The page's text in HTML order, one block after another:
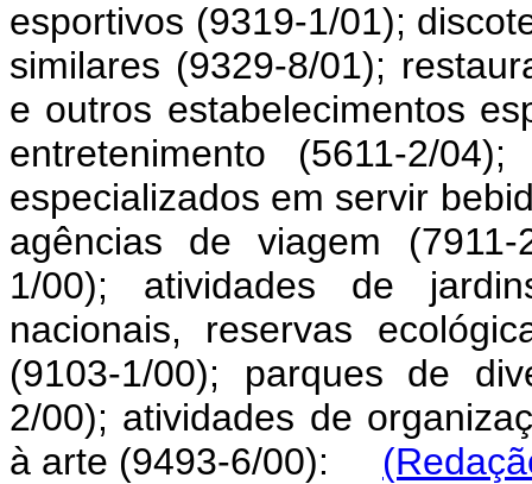
esportivos (9319-1/01);
similares (9329-8/01);
e outros estabelecimentos
entretenimento (5611-2/
especializados em servir
agências de viagem
1/00); atividades de
nacionais, reservas
(9103-1/00); parques de
2/00); atividades de
à arte (9493-6/00):